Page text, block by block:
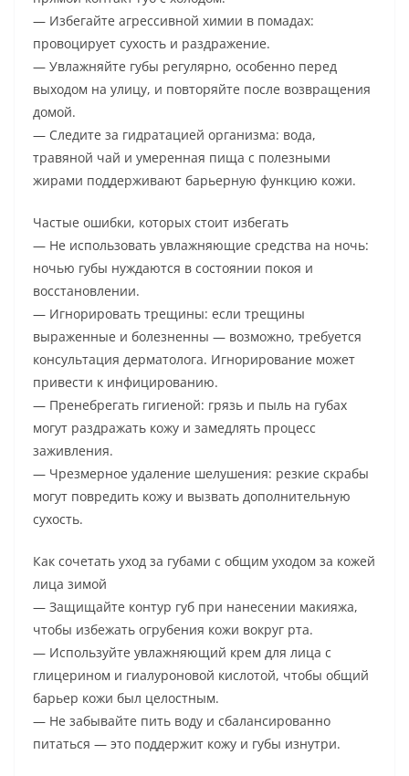
— Избегайте агрессивной химии в помадах:
провоцирует сухость и раздражение.
— Увлажняйте губы регулярно, особенно перед
выходом на улицу, и повторяйте после возвращения
домой.
— Следите за гидратацией организма: вода,
травяной чай и умеренная пища с полезными
жирами поддерживают барьерную функцию кожи.
Частые ошибки, которых стоит избегать
— Не использовать увлажняющие средства на ночь:
ночью губы нуждаются в состоянии покоя и
восстановлении.
— Игнорировать трещины: если трещины
выраженные и болезненны — возможно, требуется
консультация дерматолога. Игнорирование может
привести к инфицированию.
— Пренебрегать гигиеной: грязь и пыль на губах
могут раздражать кожу и замедлять процесс
заживления.
— Чрезмерное удаление шелушения: резкие скрабы
могут повредить кожу и вызвать дополнительную
сухость.
Как сочетать уход за губами с общим уходом за кожей
лица зимой
— Защищайте контур губ при нанесении макияжа,
чтобы избежать огрубения кожи вокруг рта.
— Используйте увлажняющий крем для лица с
глицерином и гиалуроновой кислотой, чтобы общий
барьер кожи был целостным.
— Не забывайте пить воду и сбалансированно
питаться — это поддержит кожу и губы изнутри.